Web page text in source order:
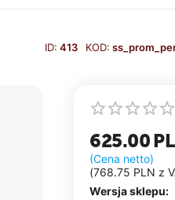
ID: 413 KOD:
625.00
(Cena netto)
(768.75 PLN z
Wersja sklepu: